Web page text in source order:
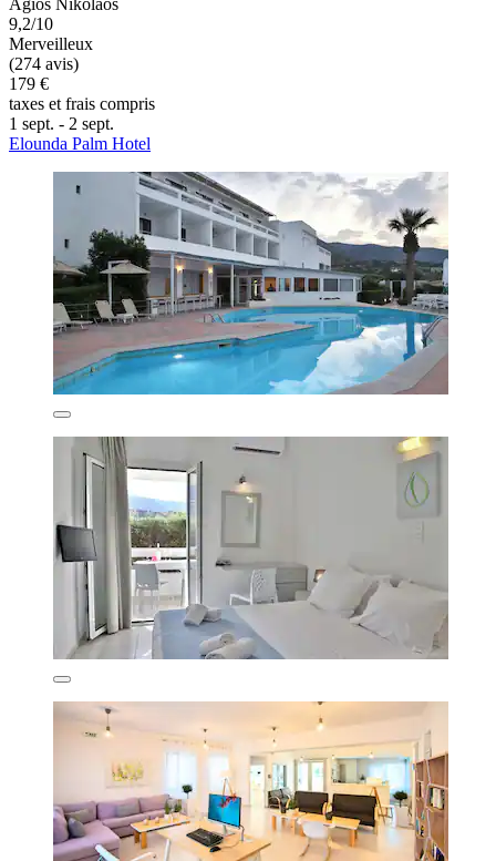
Agios Nikolaos
9,2/10
Merveilleux
(274 avis)
179 €
taxes et frais compris
1 sept. - 2 sept.
Elounda Palm Hotel